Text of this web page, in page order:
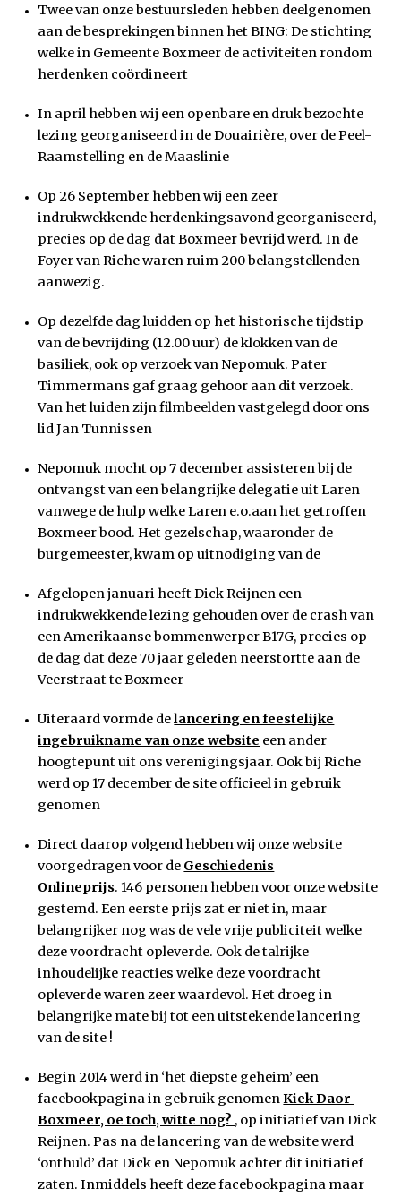
Twee van onze bestuursleden hebben deelgenomen
aan de besprekingen binnen het BING: De stichting
welke in Gemeente Boxmeer de activiteiten rondom
herdenken coördineert
In april hebben wij een openbare en druk bezochte
lezing georganiseerd in de Douairière, over de Peel-
Raamstelling en de Maaslinie
Op 26 September hebben wij een zeer
indrukwekkende herdenkingsavond georganiseerd,
precies op de dag dat Boxmeer bevrijd werd. In de
Foyer van Riche waren ruim 200 belangstellenden
aanwezig.
Op dezelfde dag luidden op het historische tijdstip
van de bevrijding (12.00 uur) de klokken van de
basiliek, ook op verzoek van Nepomuk. Pater
Timmermans gaf graag gehoor aan dit verzoek.
Van het luiden zijn filmbeelden vastgelegd door ons
lid Jan Tunnissen
Nepomuk mocht op 7 december assisteren bij de
ontvangst van een belangrijke delegatie uit Laren
vanwege de hulp welke Laren e.o.aan het getroffen
Boxmeer bood. Het gezelschap, waaronder de
burgemeester, kwam op uitnodiging van de
Afgelopen januari heeft Dick Reijnen een
indrukwekkende lezing gehouden over de crash van
een Amerikaanse bommenwerper B17G, precies op
de dag dat deze 70 jaar geleden neerstortte aan de
Veerstraat te Boxmeer
Uiteraard vormde delancering en feestelijke
ingebruikname van onze website een ander
hoogtepunt uit ons verenigingsjaar. Ook bij Riche
werd op 17 december de site officieel in gebruik
genomen
Direct daarop volgend hebben wij onze website
voorgedragen voor de Geschiedenis
Onlineprijs. 146 personen hebben voor onze website
gestemd. Een eerste prijs zat er niet in, maar
belangrijker nog was de vele vrije publiciteit welke
deze voordracht opleverde. Ook de talrijke
inhoudelijke reacties welke deze voordracht
opleverde waren zeer waardevol. Het droeg in
belangrijke mate bij tot een uitstekende lancering
van de site !
Begin 2014 werd in ‘het diepste geheim’ een
facebookpagina in gebruik genomenKiek Daor
Boxmeer, oe toch, witte nog? , op initiatief van Dick
Reijnen. Pas na de lancering van de website werd
‘onthuld’ dat Dick en Nepomuk achter dit initiatief
zaten. Inmiddels heeft deze facebookpagina maar